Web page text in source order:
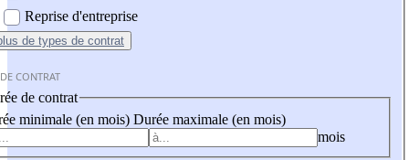
Reprise d'entreprise
de types de contrat
CONTRAT
de contrat
minimale (en mois) Durée maximale (en mois)
mois